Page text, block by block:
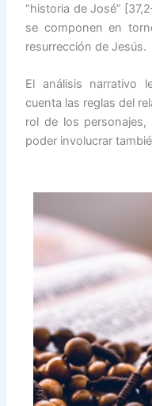
“historia de José”
se componen en
resurrección de Jesús.
El análisis narrativo
cuenta las reglas del
rol de los personajes,
poder involucrar